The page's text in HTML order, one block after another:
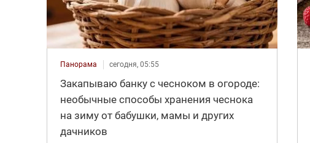
Панорама сегодня, 05:55
Закапываю банку с чесноком в огороде:
необычные способы хранения чеснока
на зиму от бабушки, мамы и других
дачников